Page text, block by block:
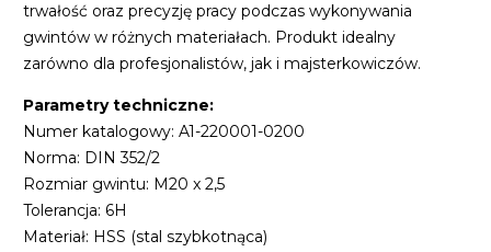
trwałość oraz precyzję pracy podczas wykonywania
gwintów w różnych materiałach. Produkt idealny
zarówno dla profesjonalistów, jak i majsterkowiczów.
Parametry techniczne:
Numer katalogowy: A1-220001-0200
Norma: DIN 352/2
Rozmiar gwintu: M20 x 2,5
Tolerancja: 6H
Materiał: HSS (stal szybkotnąca)